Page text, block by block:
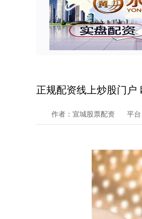
正规配资线上炒股门
作者：宣城股票配资 平